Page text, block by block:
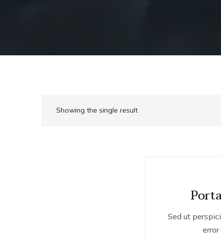
Showing the single result
Sed ut